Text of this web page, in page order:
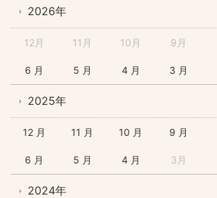
2026年
12月 11月 10月 9月
6 月 5 月 4 月 3 月
2025年
12 月 11 月 10 月 9 月
6 月 5 月 4 月 3月
2024年